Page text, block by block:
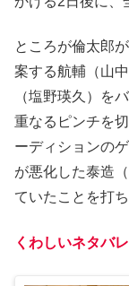
ところが倫太郎
案する航輔（山
（塩野瑛久）を
重なるピンチを
ーディションの
が悪化した泰造
ていたことを打ち
くわしいネタバ